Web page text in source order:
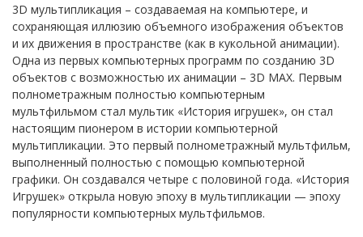
3D мультипликация – создаваемая на компьютере, и
сохраняющая иллюзию объемного изображения объектов
и их движения в пространстве (как в кукольной анимации).
Одна из первых компьютерных программ по созданию 3D
объектов с возможностью их анимации – 3D MAX. Первым
полнометражным полностью компьютерным
мультфильмом стал мультик «История игрушек», он стал
настоящим пионером в истории компьютерной
мультипликации. Это первый полнометражный мультфильм,
выполненный полностью с помощью компьютерной
графики. Он создавался четыре с половиной года. «История
Игрушек» открыла новую эпоху в мультипликации — эпоху
популярности компьютерных мультфильмов.